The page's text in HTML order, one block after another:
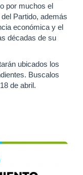
por muchos el
Partido, además
económica y el
décadas de su
ubicados los
Buscalos
de abril.